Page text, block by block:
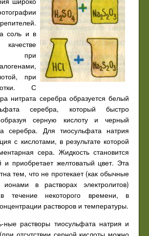
соль и в
при
при
С
нитрата серебра образуется белый
серебра, который быстро
образуя серную кислоту и черный
серебра. Для тиосульфата натрия
с кислотами, в результате которой
сера. Жидкость становится
и приобретает желтоватый цвет. Эта
тем, что не протекает (как обычные
в растворах электролитов)
течение некоторого времени, в
растворов и температуры.
ные растворы тиосульфата натрия и
отсутствии серной кислоты можно